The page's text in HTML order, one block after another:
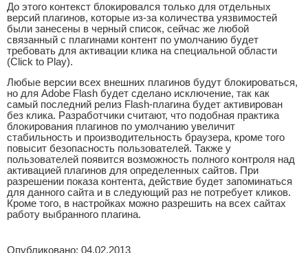
До этого контекст блокировался только для отдельных
версий плагинов, которые из-за количества уязвимостей
были занесены в черный список, сейчас же любой
связанный с плагинами контент по умолчанию будет
требовать для активации клика на специальной области
(Click to Play).
Любые версии всех внешних плагинов будут блокироваться,
но для Adobe Flash будет сделано исключение, так как
самый последний релиз Flash-плагина будет активирован
без клика. Разработчики считают, что подобная практика
блокирования плагинов по умолчанию увеличит
стабильность и производительность браузера, кроме того
повысит безопасность пользователей. Также у
пользователей появится возможность полного контроля над
активацией плагинов для определенных сайтов. При
разрешении показа контента, действие будет запоминаться
для данного сайта и в следующий раз не потребует кликов.
Кроме того, в настройках можно разрешить на всех сайтах
работу выбранного плагина.
Опубликовано: 04.02.2013